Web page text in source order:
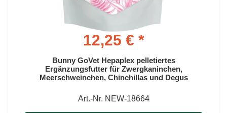
12,25 € *
Bunny GoVet Hepaplex pelletiertes
Ergänzungsfutter für Zwergkaninchen,
Meerschweinchen, Chinchillas und Degus
Art.-Nr. NEW-18664